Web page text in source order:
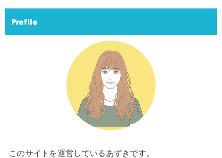
Profile
このサイトを運営しているあずきです。